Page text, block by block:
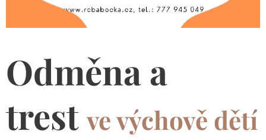
Odměna a
trestve výchově dětí